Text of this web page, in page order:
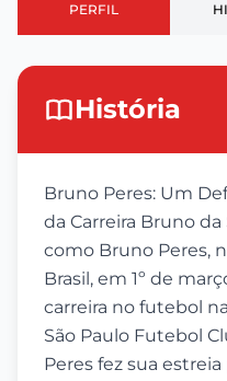
PERFIL
História
Bruno Peres: Um
da Carreira Bruno
como Bruno Peres,
Brasil, em 1º de
carreira no futebol
São Paulo Futebol
Peres fez sua